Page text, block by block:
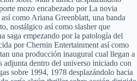
mozo encabezado por La novia
como Ariana Greenblatt, una banda
nostálgico así­ como slasher que
saga empezando por la patologí­a del
por Chernin Entertainment así­ como
una producción inaugural cual llegan a
adjunta dentro del universo iniciado con
sobre 1994, 1978 desplazándolo hacia